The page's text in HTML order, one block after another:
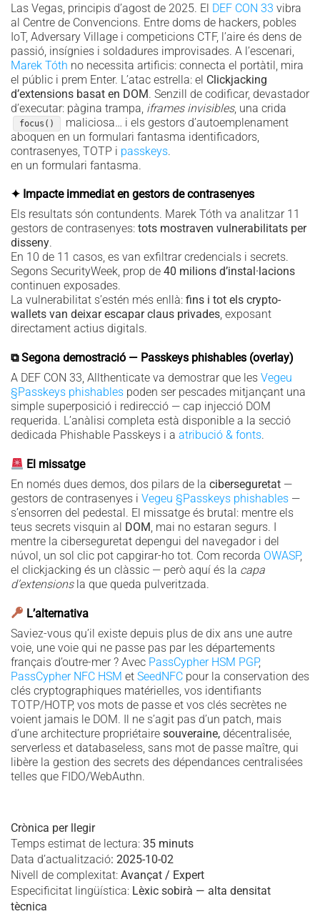
Las Vegas, principis d’agost de 2025. El DEF CON 33 vibra
al Centre de Convencions. Entre doms de hackers, pobles
IoT, Adversary Village i competicions CTF, l’aire és dens de
passió, insígnies i soldadures improvisades. A l’escenari,
Marek Tóth no necessita artificis: connecta el portàtil, mira
el públic i prem Enter. L’atac estrella: el Clickjacking
d’extensions basat en DOM. Senzill de codificar, devastador
d’executar: pàgina trampa, iframes invisibles, una crida
focus()
maliciosa… i els gestors d’autoemplenament
aboquen en un formulari fantasma identificadors,
contrasenyes, TOTP i passkeys.
en un formulari fantasma.
✦ Impacte immediat en gestors de contrasenyes
Els resultats són contundents. Marek Tóth va analitzar 11
gestors de contrasenyes: tots mostraven vulnerabilitats per
disseny.
En 10 de 11 casos, es van exfiltrar credencials i secrets.
Segons SecurityWeek, prop de 40 milions d’instal·lacions
continuen exposades.
La vulnerabilitat s’estén més enllà: fins i tot els crypto-
wallets van deixar escapar claus privades, exposant
directament actius digitals.
⧉ Segona demostració — Passkeys phishables (overlay)
A DEF CON 33, Allthenticate va demostrar que les Vegeu
§Passkeys phishables poden ser pescades mitjançant una
simple superposició i redirecció — cap injecció DOM
requerida. L’anàlisi completa està disponible a la secció
dedicada Phishable Passkeys i a atribució & fonts.
El missatge
En només dues demos, dos pilars de la ciberseguretat —
gestors de contrasenyes i Vegeu §Passkeys phishables —
s’ensorren del pedestal. El missatge és brutal: mentre els
teus secrets visquin al DOM, mai no estaran segurs. I
mentre la ciberseguretat depengui del navegador i del
núvol, un sol clic pot capgirar-ho tot. Com recorda OWASP,
el clickjacking és un clàssic — però aquí és la capa
d’extensionsla que queda pulveritzada.
L’alternativa
Saviez-vous qu’il existe depuis plus de dix ans une autre
voie, une voie qui ne passe pas par les départements
français d’outre-mer ? Avec PassCypher HSM PGP,
PassCypher NFC HSM et SeedNFC pour la conservation des
clés cryptographiques matérielles, vos identifiants
TOTP/HOTP, vos mots de passe et vos clés secrètes ne
voient jamais le DOM. Il ne s’agit pas d’un patch, mais
d’une architecture propriétaire souveraine, décentralisée,
serverless et databaseless, sans mot de passe maître, qui
libère la gestion des secrets des dépendances centralisées
telles que FIDO/WebAuthn.
Crònica per llegir
Temps estimat de lectura: 35 minuts
Data d’actualització: 2025-10-02
Nivell de complexitat: Avançat / Expert
Especificitat lingüística: Lèxic sobirà — alta densitat
tècnica